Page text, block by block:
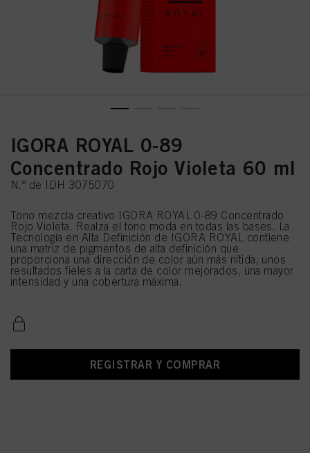
IGORA ROYAL 0-89
Concentrado Rojo Violeta 60 ml
N.º de IDH 3075070
Tono mezcla creativo IGORA ROYAL 0-89 Concentrado
Rojo Violeta. Realza el tono moda en todas las bases. La
Tecnología en Alta Definición de IGORA ROYAL contiene
una matriz de pigmentos de alta definición que
proporciona una dirección de color aún más nítida, unos
resultados fieles a la carta de color mejorados, una mayor
intensidad y una cobertura máxima.
REGISTRAR Y COMPRAR